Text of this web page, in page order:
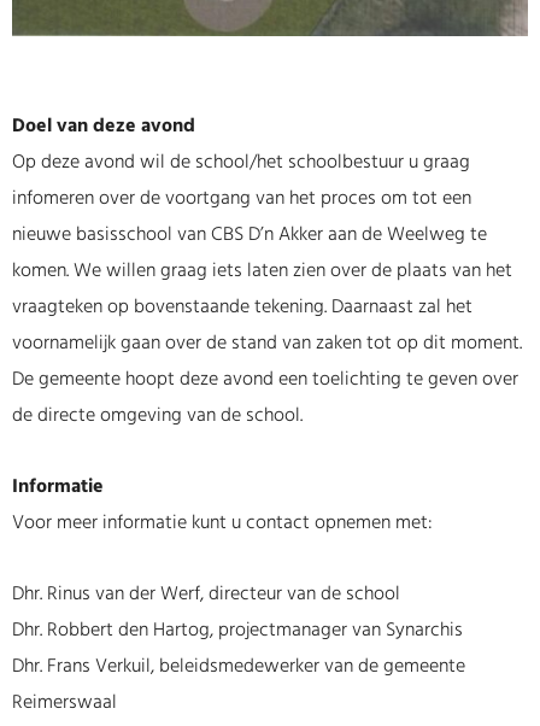
Doel van deze avond
Op deze avond wil de school/het schoolbestuur u graag
infomeren over de voortgang van het proces om tot een
nieuwe basisschool van CBS D’n Akker aan de Weelweg te
komen. We willen graag iets laten zien over de plaats van het
vraagteken op bovenstaande tekening. Daarnaast zal het
voornamelijk gaan over de stand van zaken tot op dit moment.
De gemeente hoopt deze avond een toelichting te geven over
de directe omgeving van de school.
Informatie
Voor meer informatie kunt u contact opnemen met:
Dhr. Rinus van der Werf, directeur van de school
Dhr. Robbert den Hartog, projectmanager van Synarchis
Dhr. Frans Verkuil, beleidsmedewerker van de gemeente
Reimerswaal